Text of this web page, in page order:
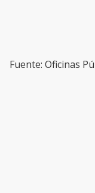
Fuente: Oficinas